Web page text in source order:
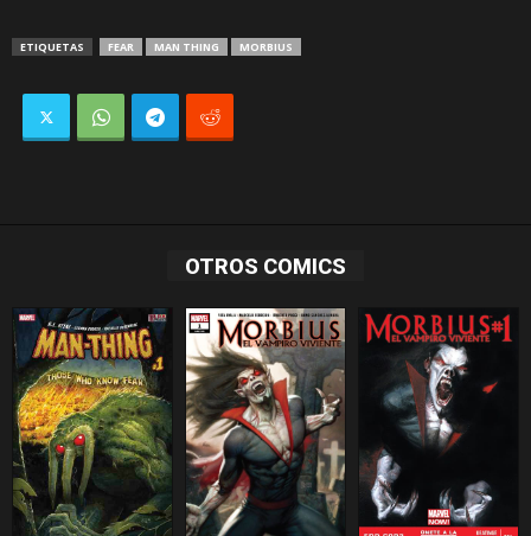
ETIQUETAS FEAR MAN THING MORBIUS
OTROS COMICS